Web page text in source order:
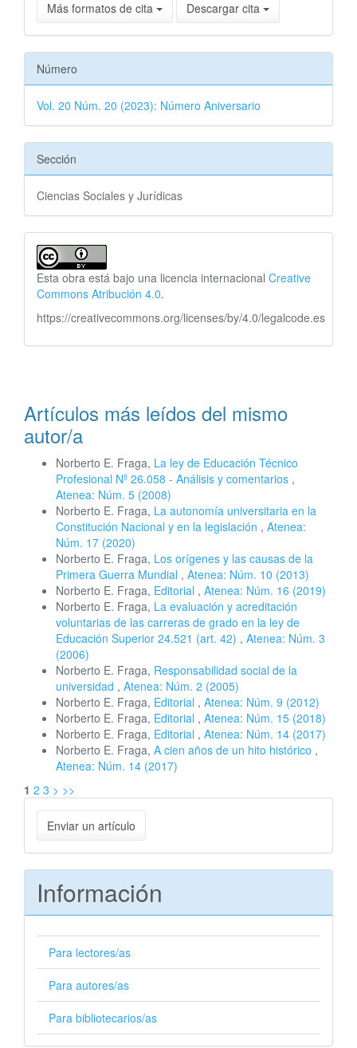
Más formatos de cita Descargar cita
Número
Vol. 20 Núm. 20 (2023): Número Aniversario
Sección
Ciencias Sociales y Jurídicas
Esta obra está bajo una licencia internacional Creative
Commons Atribución 4.0.
https://creativecommons.org/licenses/by/4.0/legalcode.es
Artículos más leídos del mismo
autor/a
Norberto E. Fraga, La ley de Educación Técnico
Profesional Nº 26.058 - Análisis y comentarios ,
Atenea: Núm. 5 (2008)
Norberto E. Fraga, La autonomía universitaria en la
Constitución Nacional y en la legislación , Atenea:
Núm. 17 (2020)
Norberto E. Fraga, Los orígenes y las causas de la
Primera Guerra Mundial , Atenea: Núm. 10 (2013)
Norberto E. Fraga, Editorial , Atenea: Núm. 16 (2019)
Norberto E. Fraga, La evaluación y acreditación
voluntarias de las carreras de grado en la ley de
Educación Superior 24.521 (art. 42) , Atenea: Núm. 3
(2006)
Norberto E. Fraga, Responsabilidad social de la
universidad , Atenea: Núm. 2 (2005)
Norberto E. Fraga, Editorial , Atenea: Núm. 9 (2012)
Norberto E. Fraga, Editorial , Atenea: Núm. 15 (2018)
Norberto E. Fraga, Editorial , Atenea: Núm. 14 (2017)
Norberto E. Fraga, A cien años de un hito histórico ,
Atenea: Núm. 14 (2017)
1 2 3 > >>
Enviar
un
artículo
Enviar un artículo
Información
Para lectores/as
Para autores/as
Para bibliotecarios/as